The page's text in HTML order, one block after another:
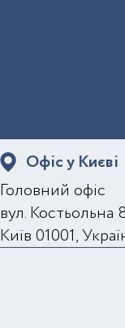
Офіс у Києві
Головний офіс
вул. Костьольна
Київ 01001,